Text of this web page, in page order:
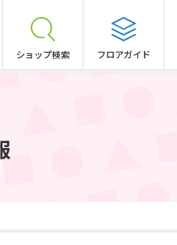
ショップ検索 フロアガイド